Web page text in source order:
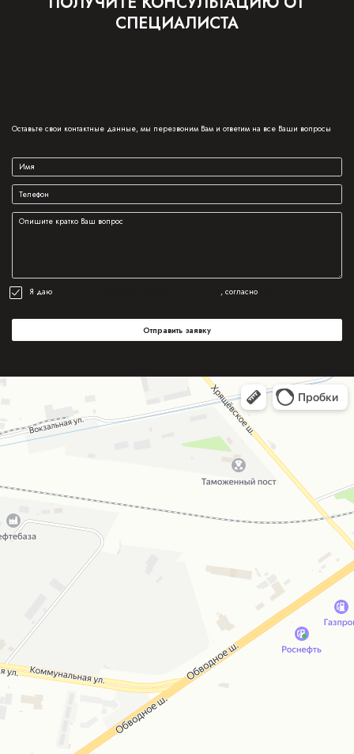
СПЕЦИАЛИСТА
Оставьте свои контактные данные, мы перезвоним Вам и ответим на все Ваши вопросы
Я даю , согласно
Отправить заявку